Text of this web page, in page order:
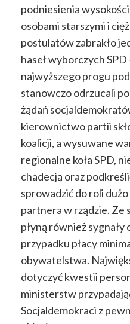
podniesienia
osobami starszymi i
postulatów zabrakło
haseł wyborczych
najwyższego progu
stanowczo odrzucali
żądań
kierownictwo partii
koalicji, a wysuwane
regionalne koła SPD,
chadecją oraz
sprowadzić do roli
partnera w rządzie. Ze
płyną również
przypadku płacy
obywatelstwa.
dotyczyć kwestii
ministerstw
Socjaldemokraci z